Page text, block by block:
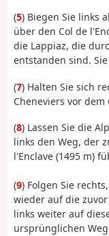
(5) Biegen Sie links
über den Col de
die Lappiaz, die
entstanden sind.
(7) Halten Sie sich
Cheneviers vor dem
(8) Lassen Sie die
links den Weg, der
l'Enclave (1495 m)
(9) Folgen Sie
wieder auf die
links weiter auf
ursprünglichen